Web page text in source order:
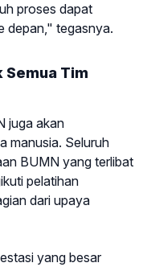
proses dapat
depan," tegasnya.
Tim
juga akan
manusia. Seluruh
BUMN yang terlibat
pelatihan
dari upaya
yang besar